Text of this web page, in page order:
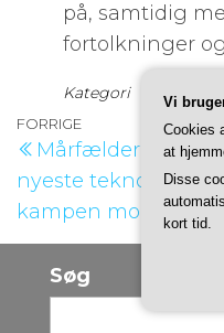
på, samtidig
fortolkninger
Kategori Indlæg
Forrige
indlæg
FORRIGE
Mårfælder 2.0: Den
nyeste teknologi i
kampen mod mår
Søg
Vi
Cookies
at
Disse
kort tid.